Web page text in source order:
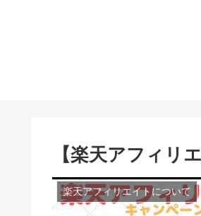
【楽天アフィリ
楽天アフィリエイトについて